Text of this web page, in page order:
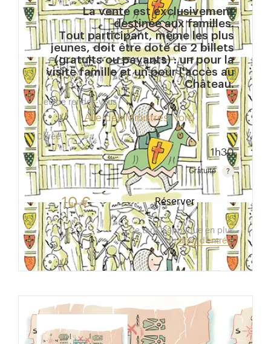
La vente est exclusivement
destinée aux familles.
Tout participant, même les plus
jeunes, doit être doté de 2 billets
(gratuits ou payants) : un pour la
visite famille et un pour l'accès au
Château.
Lieu de rendez-vous
Aile des Ministres Nord
Durée
1h30
Gratuité
Gratuit pour les enfants de moins de 10 ans.Tarif
10 € Réserver
Ce tarif s'applique en plus
dudroit d'entrée.